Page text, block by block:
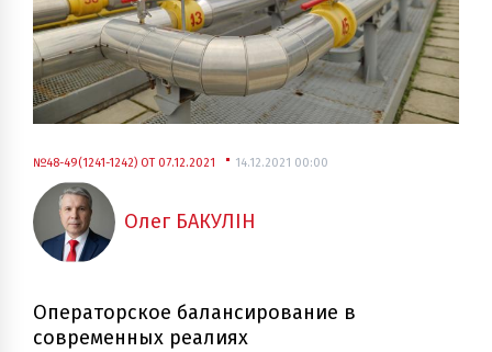
№48-49(1241-1242) ОТ 07.12.2021 14.12.2021 00:00
Олег БАКУЛІН
Операторское балансирование в
современных реалиях